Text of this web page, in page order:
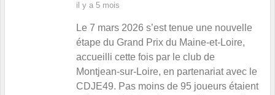
il y a 5 mois
Le 7 mars 2026 s’est tenue une nouvelle
étape du Grand Prix du Maine‑et‑Loire,
accueilli cette fois par le club de
Montjean‑sur‑Loire, en partenariat avec le
CDJE49. Pas moins de 95 joueurs étaient